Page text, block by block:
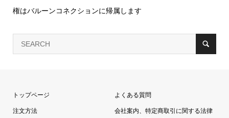
権はバルーンコネクションに帰属します
トップページ
注文方法
よくある質問
会社案内、特定商取引に関する法律